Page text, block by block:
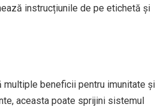
instrucțiunile de pe etichetă și
multiple beneficii pentru imunitate și
aceasta poate sprijini sistemul